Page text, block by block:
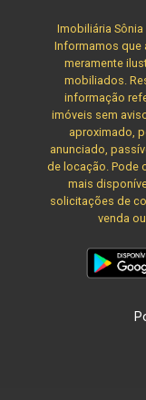
Imobiliária Sônia
Informamos que
meramente
mobiliados.
informação
imóveis sem
aproximado,
anunciado,
de locação. Pode
mais
solicitações de
venda